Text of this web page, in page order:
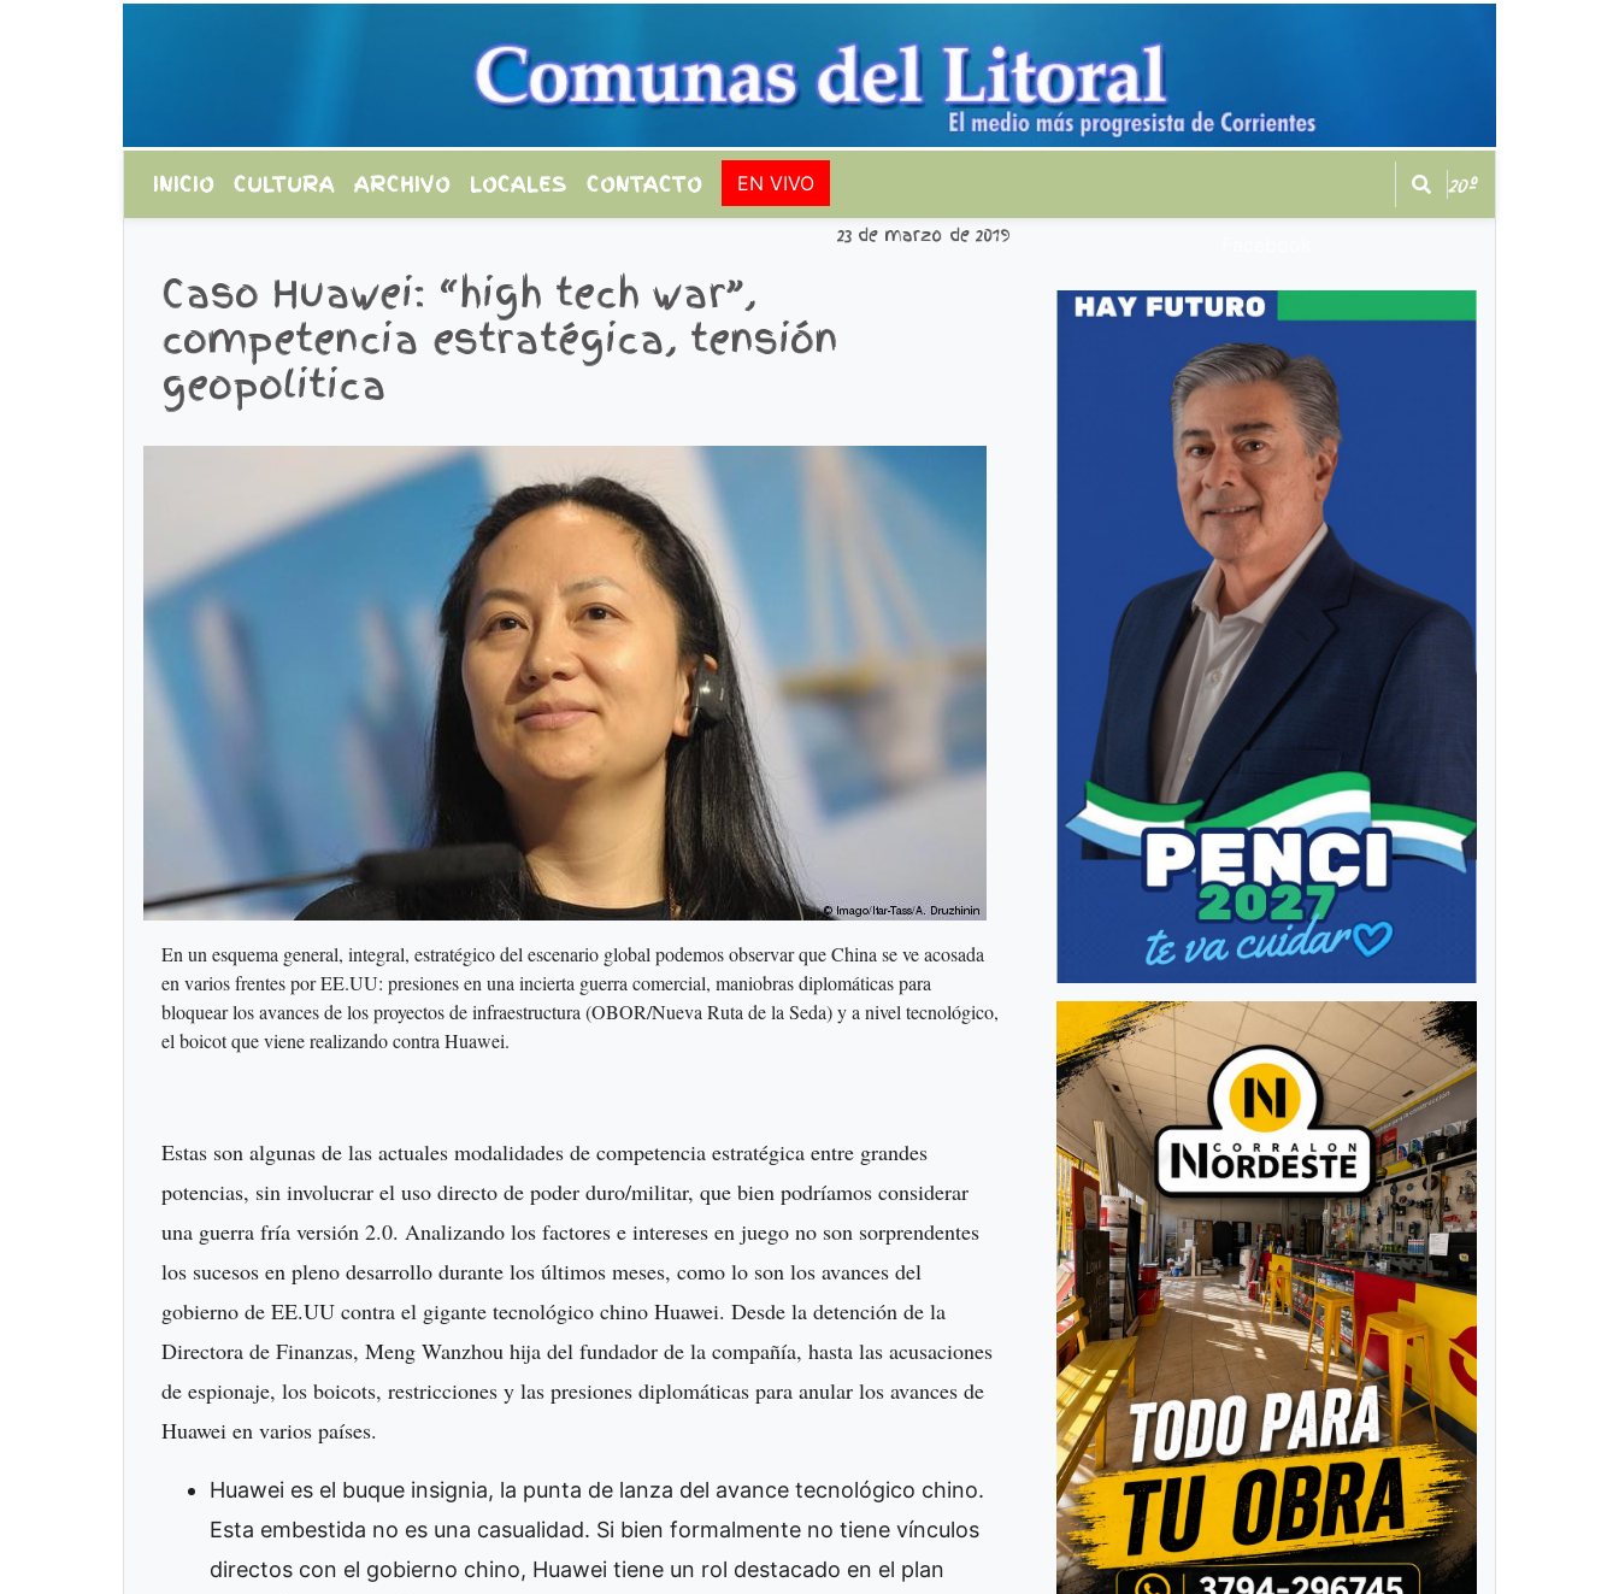
INICIO CULTURA ARCHIVO LOCALES CONTACTO EN VIVO 20º
23 de marzo de 2019
Caso Huawei: “high tech war”,
competencia estratégica, tensión
geopolitica
En un esquema general, integral, estratégico del escenario global podemos observar que China se ve acosada
en varios frentes por EE.UU: presiones en una incierta guerra comercial, maniobras diplomáticas para
bloquear los avances de los proyectos de infraestructura (OBOR/Nueva Ruta de la Seda) y a nivel tecnológico,
el boicot que viene realizando contra Huawei.
Estas son algunas de las actuales modalidades de competencia estratégica entre grandes
potencias, sin involucrar el uso directo de poder duro/militar, que bien podríamos considerar
una guerra fría versión 2.0. Analizando los factores e intereses en juego no son sorprendentes
los sucesos en pleno desarrollo durante los últimos meses, como lo son los avances del
gobierno de EE.UU contra el gigante tecnológico chino Huawei. Desde la detención de la
Directora de Finanzas, Meng Wanzhou hija del fundador de la compañía, hasta las acusaciones
de espionaje, los boicots, restricciones y las presiones diplomáticas para anular los avances de
Huawei en varios países.
Huawei es el buque insignia, la punta de lanza del avance tecnológico chino.
Esta embestida no es una casualidad. Si bien formalmente no tiene vínculos
directos con el gobierno chino, Huawei tiene un rol destacado en el plan